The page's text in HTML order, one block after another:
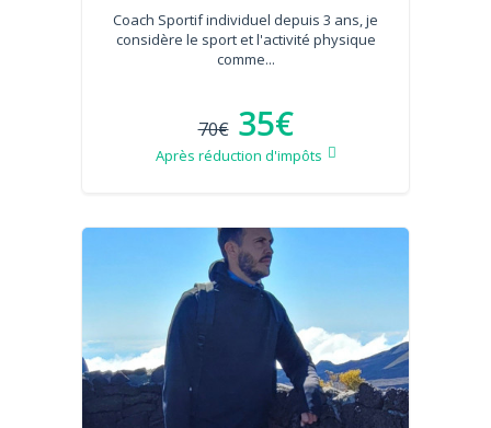
Coach Sportif individuel depuis 3 ans, je
considère le sport et l'activité physique
comme...
70€ 35€
Après réduction d'impôts